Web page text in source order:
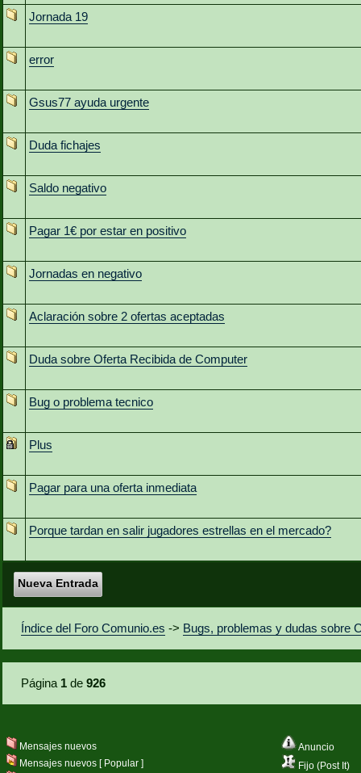
Jornada 19
error
Gsus77 ayuda urgente
Duda fichajes
Saldo negativo
Pagar 1€ por estar en positivo
Jornadas en negativo
Aclaración sobre 2 ofertas aceptadas
Duda sobre Oferta Recibida de Computer
Bug o problema tecnico
Plus
Pagar para una oferta inmediata
Porque tardan en salir jugadores estrellas en el mercado?
Nueva Entrada
Índice del Foro Comunio.es -> Bugs, problemas y dudas sobre
Página 1 de926
Anuncio
Fijo (Post It)
Mensajes nuevos
Mensajes nuevos [ Popular ]